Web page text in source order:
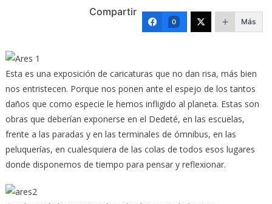
Compartir
0 Más
Esta es una exposición de caricaturas que no dan risa, más bien
nos entristecen. Porque nos ponen ante el espejo de los tantos
daños que como especie le hemos infligido al planeta. Estas son
obras que deberían exponerse en el Dedeté, en las escuelas,
frente a las paradas y en las terminales de ómnibus, en las
peluquerías, en cualesquiera de las colas de todos esos lugares
donde disponemos de tiempo para pensar y reflexionar.